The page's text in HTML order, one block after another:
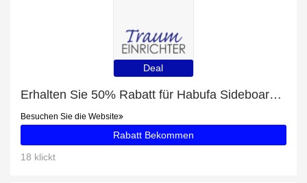
Deal
Erhalten Sie 50% Rabatt für Habufa Sideboard Brooklyn 37154
Besuchen Sie die Website
Rabatt Bekommen
18 klickt